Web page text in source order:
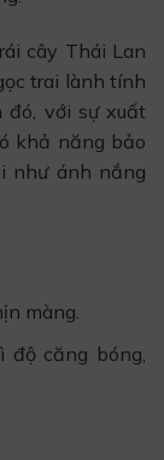
cây Thái Lan
trai lành tính
đó, với sự xuất
khả năng bảo
như ánh nắng
màng.
độ căng bóng,